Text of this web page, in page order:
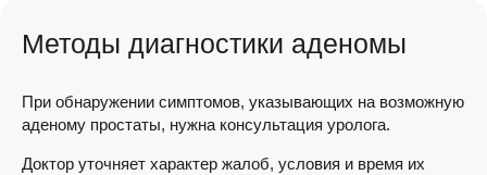
Методы диагностики аденомы
При обнаружении симптомов, указывающих на возможную
аденому простаты, нужна консультация уролога.
Доктор уточняет характер жалоб, условия и время их